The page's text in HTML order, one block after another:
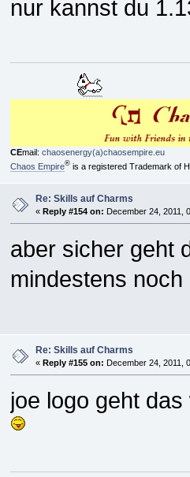
nur kannst du
CEmail: chaosenergy(a)chaosempire.eu
Chaos Empire®is a registered Trademark of
Re: Skills auf Charms
« Reply #154 on: December 24, 2011,
aber sicher geht
mindestens
Re: Skills auf Charms
« Reply #155 on: December 24, 2011,
joe logo geht